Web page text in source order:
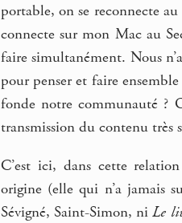
portable, on se reconnecte
connecte sur mon Mac au
faire simultanément. Nous
pour penser et faire
fonde notre communauté ?
transmission du contenu très
C’est ici, dans cette
origine (elle qui n’a jamais
Sévigné, Saint-Simon, niLe